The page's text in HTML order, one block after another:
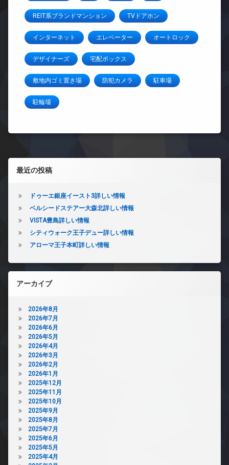
REIT系ブランドマンション TVドアホン
インターネット エレベーター オートロック
デザイナーズ 宅配ボックス
敷地内ゴミ置き場 防犯カメラ 駐車場
駐輪場
左サイドバー
最近の投稿
ドゥーエ銀座イースト3詳しい情報
ベルシードステアー大森北詳しい情報
VISTA豊島詳しい情報
シティウォーク王子デュー詳しい情報
アローマ王子本町詳しい情報
アーカイブ
2026年8月
2026年7月
2026年6月
2026年5月
2026年4月
2026年3月
2026年2月
2026年1月
2025年12月
2025年11月
2025年10月
2025年9月
2025年8月
2025年7月
2025年6月
2025年5月
2025年4月